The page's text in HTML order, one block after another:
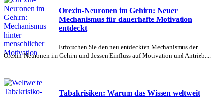
Orexin-Neuronen im Gehirn: Neuer
Mechanismus für dauerhafte Motivation
entdeckt
Erforschen Sie den neu entdeckten Mechanismus der
Orexin-Neuronen im Gehirn und dessen Einfluss auf Motivation und Antrieb....
Tabakrisiken: Warum das Wissen weltweit